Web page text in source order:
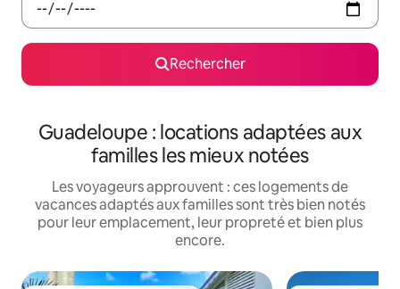
Rechercher
Guadeloupe : locations adaptées aux
familles les mieux notées
Les voyageurs approuvent : ces logements de
vacances adaptés aux familles sont très bien notés
pour leur emplacement, leur propreté et bien plus
encore.